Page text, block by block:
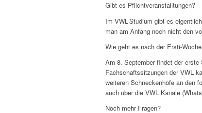
Gibt es Pflichtveranstalltungen?
Im VWL-Studium gibt es eigentlich
man am Anfang noch nicht den
Wie geht es nach der Ersti-
Am 8. September findet der
Fachschaftssitzungen der VWL
weiteren Schneckenhöfe an den
auch über die VWL Kanäle
Noch mehr Fragen?